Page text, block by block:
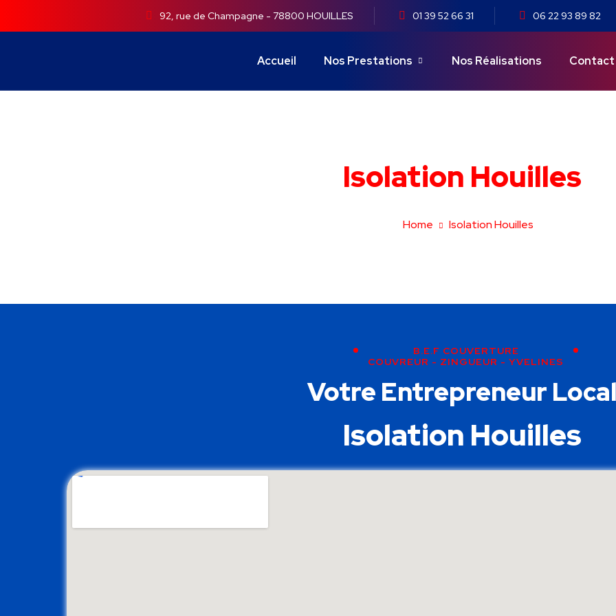
92, rue de Champagne - 78800 HOUILLES 01 39 52 66 31 06 22 93 89 82
Accueil Nos Prestations Nos Réalisations Contact
Isolation Houilles
Home Isolation Houilles
B.E.F COUVERTURE
COUVREUR - ZINGUEUR - YVELINES
Votre Entrepreneur
Isolation Houilles